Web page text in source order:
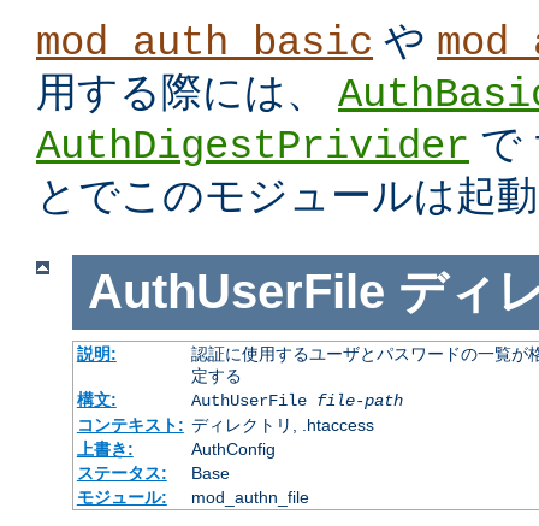
mod_auth_basic や
用する際には、
AuthDigestPrivider で
とでこのモジュールは起
AuthUserFile ディ
説明:
認証に使用するユーザとパスワードの一覧
定する
構文:
AuthUserFile file-path
コンテキスト: ディレクトリ, .htaccess
上書き:
AuthConfig
ステータス:
Base
モジュール:
mod_authn_file